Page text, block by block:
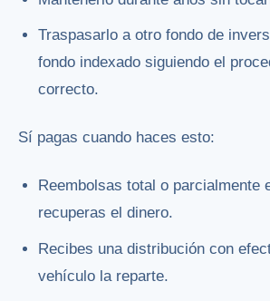
Traspasarlo a otro fondo de
fondo indexado siguiendo el
correcto.
Sí pagas cuando haces esto:
Reembolsas total o parcialmente
recuperas el dinero.
Recibes una distribución con
vehículo la reparte.